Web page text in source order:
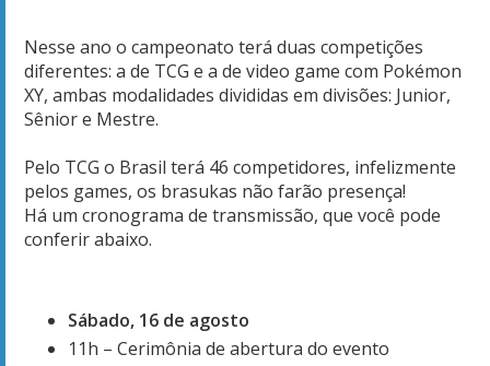
Nesse ano o campeonato terá duas competições
diferentes: a de TCG e a de video game com Pokémon
XY, ambas modalidades divididas em divisões: Junior,
Sênior e Mestre.
Pelo TCG o Brasil terá 46 competidores, infelizmente
pelos games, os brasukas não farão presença!
Há um cronograma de transmissão, que você pode
conferir abaixo.
Sábado, 16 de agosto
11h – Cerimônia de abertura do evento